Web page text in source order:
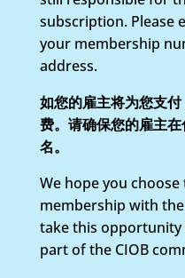
subscription. Please
your membership
address.
如您的雇主将为您支
费。请确保您的雇主
名。
We hope you
membership with
take this
part of the CIOB